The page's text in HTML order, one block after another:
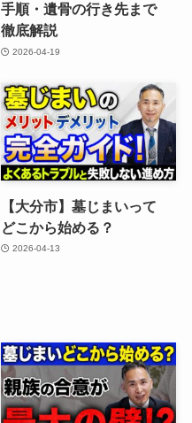
手順・遺骨の​行き先まで​
徹底解説
2026-04-19
【大分市】墓じまいって​
どこから​始める？
2026-04-13